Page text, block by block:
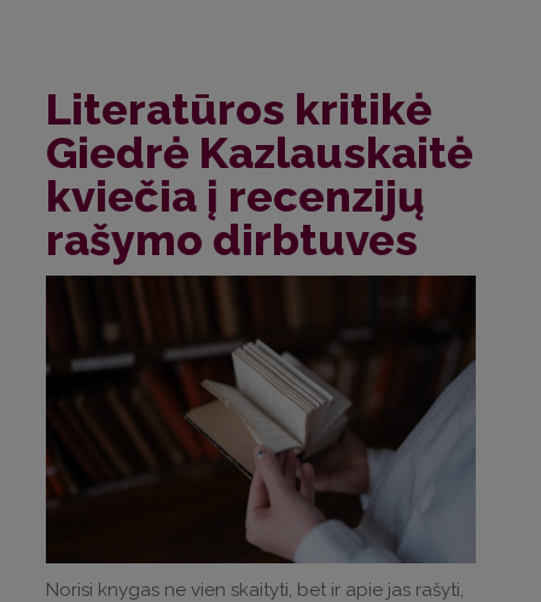
Literatūros kritikė
Giedrė Kazlauskaitė
kviečia į recenzijų
rašymo dirbtuves
Norisi knygas ne vien skaityti, bet ir apie jas rašyti,